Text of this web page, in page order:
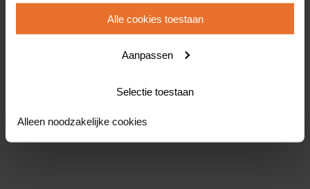
Alle cookies toestaan
Aanpassen
Selectie toestaan
Alleen noodzakelijke cookies